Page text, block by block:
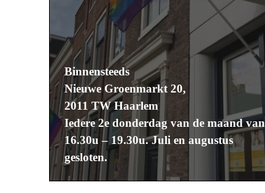
Binnensteeds
Nieuwe Groenmarkt 20,
2011 TW Haarlem
Iedere 2e donderdag van de maand van
16.30u – 19.30u. Juli en augustus
gesloten.